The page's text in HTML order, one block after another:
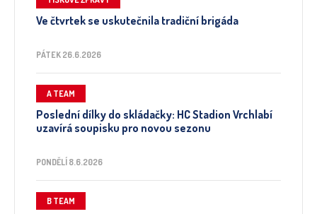
Ve čtvrtek se uskutečnila tradiční brigáda
PÁTEK 26.6.2026
A TEAM
Poslední dílky do skládačky: HC Stadion Vrchlabí
uzavírá soupisku pro novou sezonu
PONDĚLÍ 8.6.2026
B TEAM